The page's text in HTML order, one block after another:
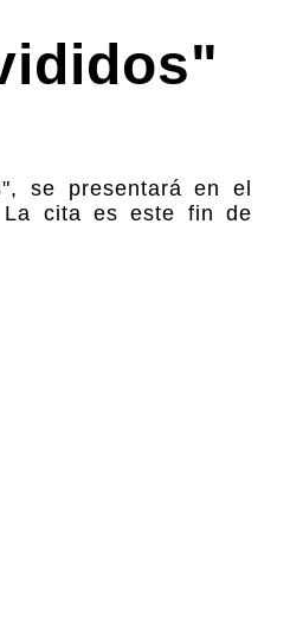
se presentará en el
La cita es este fin de